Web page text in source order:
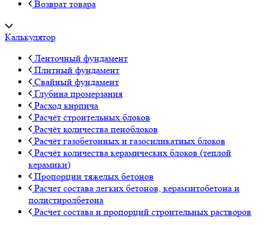
Возврат товара
Калькулятор
Ленточный фундамент
Плитный фундамент
Свайный фундамент
Глубина промерзания
Расход кирпича
Расчёт строительных блоков
Расчёт количества пеноблоков
Расчёт газобетонных и газосиликатных блоков
Расчёт количества керамических блоков (теплой
керамики)
Пропорции тяжелых бетонов
Расчет состава легких бетонов, керамзитобетона и
полистиролбетона
Расчет состава и пропорций строительных растворов